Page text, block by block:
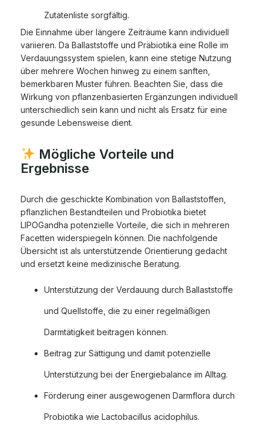
Zutatenliste sorgfältig.
Die Einnahme über längere Zeiträume kann individuell
variieren. Da Ballaststoffe und Präbiotika eine Rolle im
Verdauungssystem spielen, kann eine stetige Nutzung
über mehrere Wochen hinweg zu einem sanften,
bemerkbaren Muster führen. Beachten Sie, dass die
Wirkung von pflanzenbasierten Ergänzungen individuell
unterschiedlich sein kann und nicht als Ersatz für eine
gesunde Lebensweise dient.
Mögliche Vorteile und
Ergebnisse
Durch die geschickte Kombination von Ballaststoffen,
pflanzlichen Bestandteilen und Probiotika bietet
LIPOGandha potenzielle Vorteile, die sich in mehreren
Facetten widerspiegeln können. Die nachfolgende
Übersicht ist als unterstützende Orientierung gedacht
und ersetzt keine medizinische Beratung.
Unterstützung der Verdauung durch Ballaststoffe
und Quellstoffe, die zu einer regelmäßigen
Darmtätigkeit beitragen können.
Beitrag zur Sättigung und damit potenzielle
Unterstützung bei der Energiebalance im Alltag.
Förderung einer ausgewogenen Darmflora durch
Probiotika wie Lactobacillus acidophilus.